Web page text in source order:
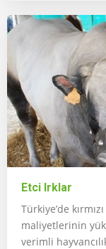
Etci Irklar
Türkiye’de
maliyetlerinin
verimli